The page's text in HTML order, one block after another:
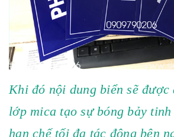
Khi đó nội dung biển sẽ được
lớp mica tạo sự bóng bảy
hạn chế tối đa tác động bên